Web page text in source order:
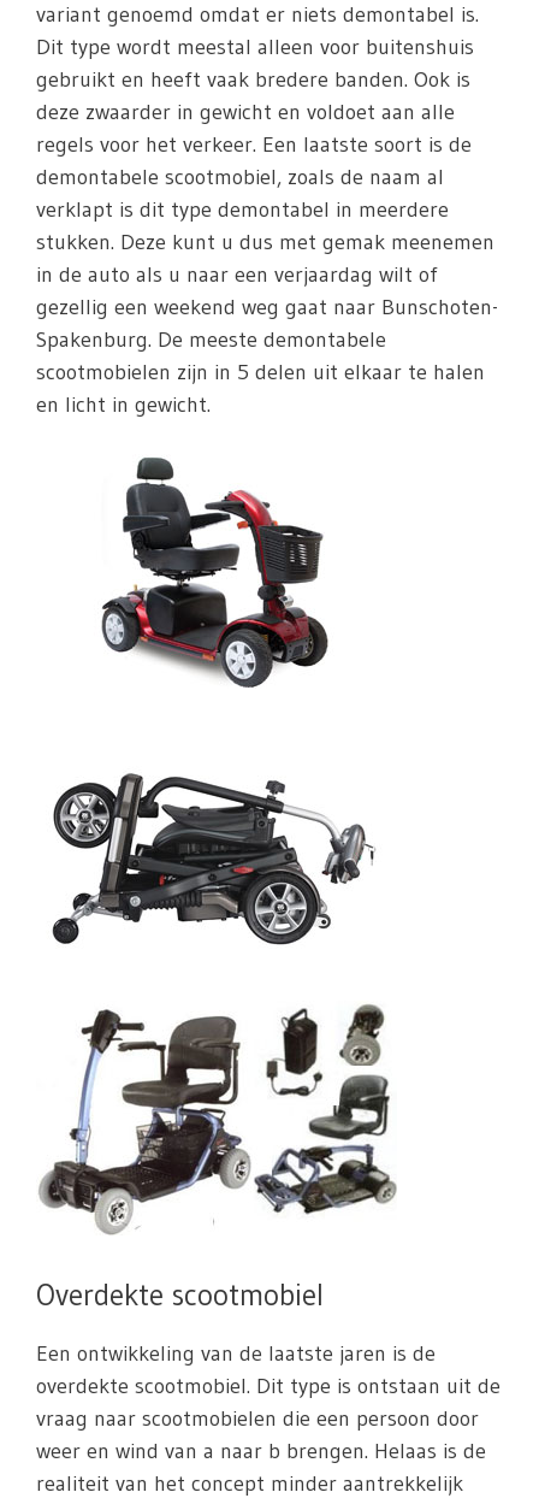
variant genoemd omdat er niets demontabel is.
Dit type wordt meestal alleen voor buitenshuis
gebruikt en heeft vaak bredere banden. Ook is
deze zwaarder in gewicht en voldoet aan alle
regels voor het verkeer. Een laatste soort is de
demontabele scootmobiel, zoals de naam al
verklapt is dit type demontabel in meerdere
stukken. Deze kunt u dus met gemak meenemen
in de auto als u naar een verjaardag wilt of
gezellig een weekend weg gaat naar Bunschoten-
Spakenburg. De meeste demontabele
scootmobielen zijn in 5 delen uit elkaar te halen
en licht in gewicht.
Overdekte scootmobiel
Een ontwikkeling van de laatste jaren is de
overdekte scootmobiel. Dit type is ontstaan uit de
vraag naar scootmobielen die een persoon door
weer en wind van a naar b brengen. Helaas is de
realiteit van het concept minder aantrekkelijk